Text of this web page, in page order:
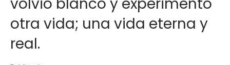
otra vida; una vida eterna y
real.